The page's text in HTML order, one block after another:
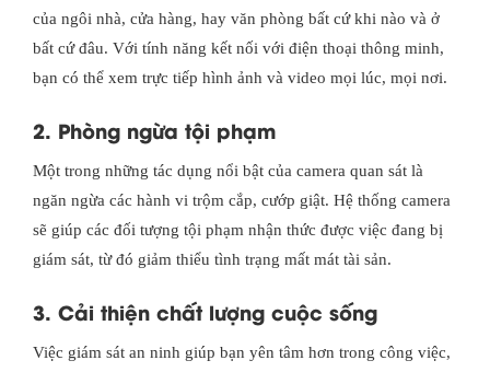
của ngôi nhà, cửa hàng, hay văn phòng bất cứ khi nào và ở
bất cứ đâu. Với tính năng kết nối với điện thoại thông minh,
bạn có thể xem trực tiếp hình ảnh và video mọi lúc, mọi nơi.
2. Phòng ngừa tội phạm
Một trong những tác dụng nổi bật của camera quan sát là
ngăn ngừa các hành vi trộm cắp, cướp giật. Hệ thống camera
sẽ giúp các đối tượng tội phạm nhận thức được việc đang bị
giám sát, từ đó giảm thiểu tình trạng mất mát tài sản.
3. Cải thiện chất lượng cuộc sống
Việc giám sát an ninh giúp bạn yên tâm hơn trong công việc,